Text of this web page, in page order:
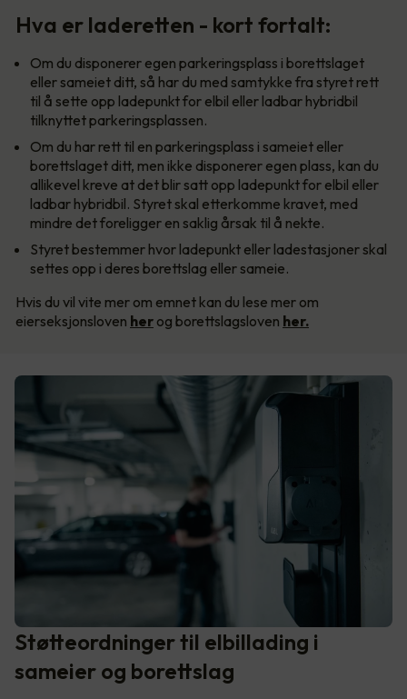
Hva er laderetten - kort fortalt:
Om du disponerer egen parkeringsplass i borettslaget
eller sameiet ditt, så har du med samtykke fra styret rett
til å sette opp ladepunkt for elbil eller ladbar hybridbil
tilknyttet parkeringsplassen.
Om du har rett til en parkeringsplass i sameiet eller
borettslaget ditt, men ikke disponerer egen plass, kan du
allikevel kreve at det blir satt opp ladepunkt for elbil eller
ladbar hybridbil. Styret skal etterkomme kravet, med
mindre det foreligger en saklig årsak til å nekte.
Styret bestemmer hvor ladepunkt eller ladestasjoner skal
settes opp i deres borettslag eller sameie.
Hvis du vil vite mer om emnet kan du lese mer om
eierseksjonsloven her og borettslagsloven her.
Støtteordninger til elbillading i
sameier og borettslag